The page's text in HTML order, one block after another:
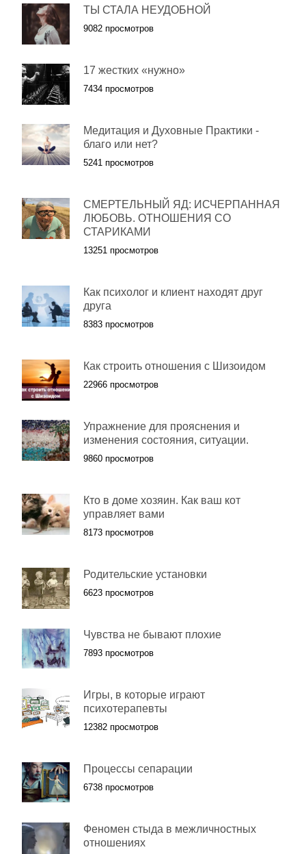
ТЫ СТАЛА НЕУДОБНОЙ
9082 просмотров
17 жестких «нужно»
7434 просмотров
Медитация и Духовные Практики -
благо или нет?
5241 просмотров
СМЕРТЕЛЬНЫЙ ЯД: ИСЧЕРПАННАЯ
ЛЮБОВЬ. ОТНОШЕНИЯ СО
СТАРИКАМИ
13251 просмотров
Как психолог и клиент находят друг
друга
8383 просмотров
Как строить отношения с Шизоидом
22966 просмотров
Упражнение для прояснения и
изменения состояния, ситуации.
9860 просмотров
Кто в доме хозяин. Как ваш кот
управляет вами
8173 просмотров
Родительские установки
6623 просмотров
Чувства не бывают плохие
7893 просмотров
Игры, в которые играют
психотерапевты
12382 просмотров
Процессы сепарации
6738 просмотров
Феномен стыда в межличностных
отношениях